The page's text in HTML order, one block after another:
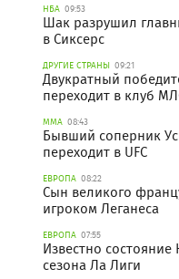
НБА 09:53
Шак разрушил
в Сиксерс
ДРУГИЕ СТРАНЫ 09:21
Двукратный
переходит в клуб
ММА 08:43
Бывший соперник
переходит в UFC
ЕВРОПА 08:22
Сын великого
игроком Леганеса
ЕВРОПА 07:55
Известно
сезона Ла Лиги